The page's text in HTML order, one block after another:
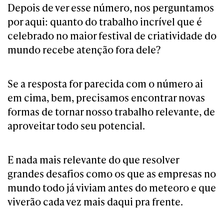
Depois de ver esse número, nos perguntamos
por aqui: quanto do trabalho incrível que é
celebrado no maior festival de criatividade do
mundo recebe atenção fora dele?
Se a resposta for parecida com o número ai
em cima, bem, precisamos encontrar novas
formas de tornar nosso trabalho relevante, de
aproveitar todo seu potencial.
E nada mais relevante do que resolver
grandes desafios como os que as empresas no
mundo todo já viviam antes do meteoro e que
viverão cada vez mais daqui pra frente.